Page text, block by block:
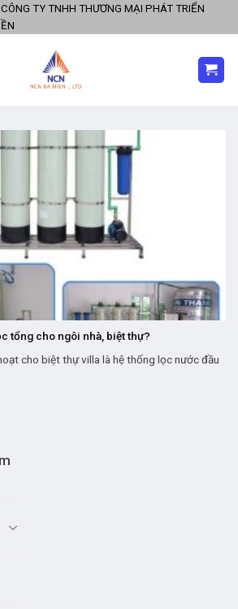
TY TNHH THƯƠNG MẠI PHÁT TRIỂN
tổng cho ngôi nhà, biệt thự?
cho biệt thự villa là hệ thống lọc nước đầu